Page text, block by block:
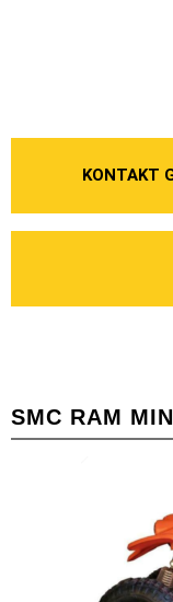
KONTAKT
SMC RAM